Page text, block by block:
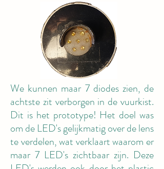
We kunnen maar 7 diodes zien, de
achtste zit verborgen in de vuurkist.
Dit is het prototype! Het doel was
om de LED's gelijkmatig over de lens
te verdelen, wat verklaart waarom er
maar 7 LED's zichtbaar zijn. Deze